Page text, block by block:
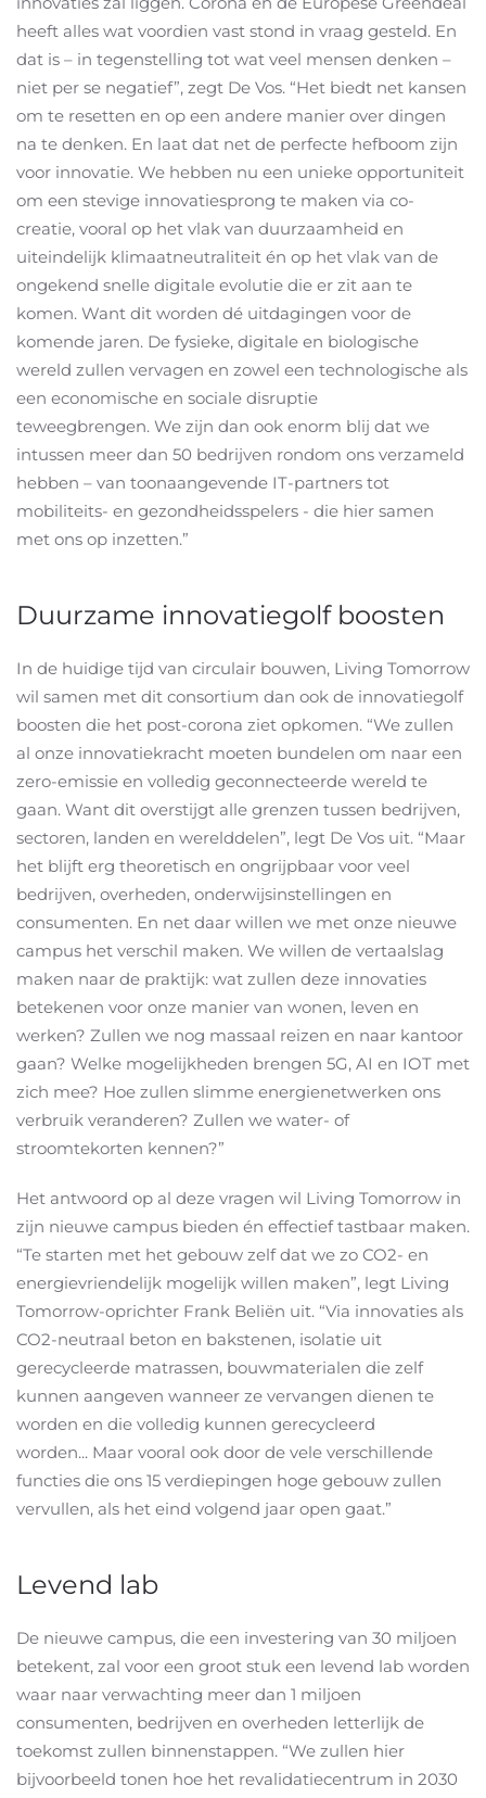
heeft alles wat voordien vast stond in vraag gesteld. En
dat is – in tegenstelling tot wat veel mensen denken –
niet per se negatief”, zegt De Vos. “Het biedt net kansen
om te resetten en op een andere manier over dingen
na te denken. En laat dat net de perfecte hefboom zijn
voor innovatie. We hebben nu een unieke opportuniteit
om een stevige innovatiesprong te maken via co-
creatie, vooral op het vlak van duurzaamheid en
uiteindelijk klimaatneutraliteit én op het vlak van de
ongekend snelle digitale evolutie die er zit aan te
komen. Want dit worden dé uitdagingen voor de
komende jaren. De fysieke, digitale en biologische
wereld zullen vervagen en zowel een technologische als
een economische en sociale disruptie
teweegbrengen. We zijn dan ook enorm blij dat we
intussen meer dan 50 bedrijven rondom ons verzameld
hebben – van toonaangevende IT-partners tot
mobiliteits- en gezondheidsspelers - die hier samen
met ons op inzetten.”
Duurzame innovatiegolf boosten
In de huidige tijd van circulair bouwen, Living Tomorrow
wil samen met dit consortium dan ook de innovatiegolf
boosten die het post-corona ziet opkomen. “We zullen
al onze innovatiekracht moeten bundelen om naar een
zero-emissie en volledig geconnecteerde wereld te
gaan. Want dit overstijgt alle grenzen tussen bedrijven,
sectoren, landen en werelddelen”, legt De Vos uit. “Maar
het blijft erg theoretisch en ongrijpbaar voor veel
bedrijven, overheden, onderwijsinstellingen en
consumenten. En net daar willen we met onze nieuwe
campus het verschil maken. We willen de vertaalslag
maken naar de praktijk: wat zullen deze innovaties
betekenen voor onze manier van wonen, leven en
werken? Zullen we nog massaal reizen en naar kantoor
gaan? Welke mogelijkheden brengen 5G, AI en IOT met
zich mee? Hoe zullen slimme energienetwerken ons
verbruik veranderen? Zullen we water- of
stroomtekorten kennen?”
Het antwoord op al deze vragen wil Living Tomorrow in
zijn nieuwe campus bieden én effectief tastbaar maken.
“Te starten met het gebouw zelf dat we zo CO2- en
energievriendelijk mogelijk willen maken”, legt Living
Tomorrow-oprichter Frank Beliën uit. “Via innovaties als
CO2-neutraal beton en bakstenen, isolatie uit
gerecycleerde matrassen, bouwmaterialen die zelf
kunnen aangeven wanneer ze vervangen dienen te
worden en die volledig kunnen gerecycleerd
worden... Maar vooral ook door de vele verschillende
functies die ons 15 verdiepingen hoge gebouw zullen
vervullen, als het eind volgend jaar open gaat.”
Levend lab
De nieuwe campus, die een investering van 30 miljoen
betekent, zal voor een groot stuk een levend lab worden
waar naar verwachting meer dan 1 miljoen
consumenten, bedrijven en overheden letterlijk de
toekomst zullen binnenstappen. “We zullen hier
bijvoorbeeld tonen hoe het revalidatiecentrum in 2030